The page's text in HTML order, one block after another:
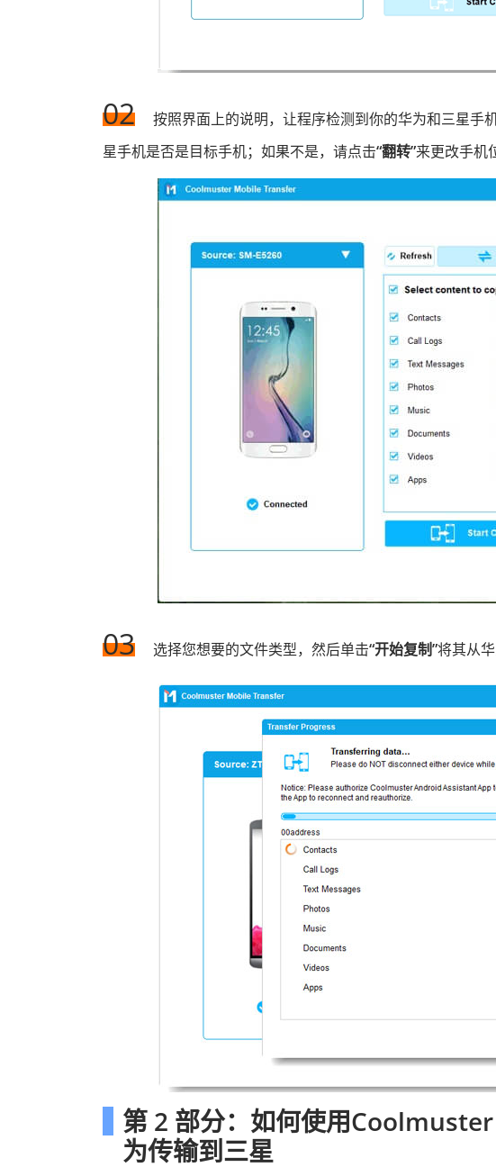
02
按照界面上的说明，让程序检测到你的华为和三星手
星手机是否是目标手机；如果不是，请点击“翻转”来更改手机
03 选择您想要的文件类型，然后单击“开始复制”将其从
第 2 部分：如何使用
为传输到三星